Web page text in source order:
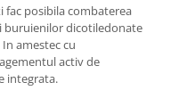
fac posibila combaterea
buruienilor dicotiledonate
amestec cu
activ de
integrata.